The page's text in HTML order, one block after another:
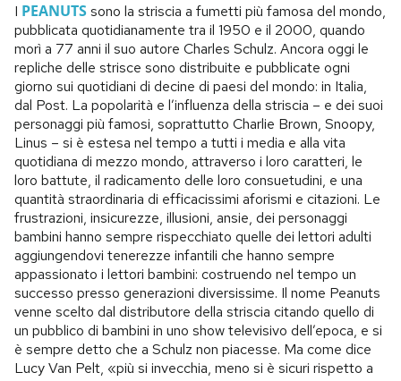
I PEANUTSsono la striscia a fumetti più famosa del mondo,
pubblicata quotidianamente tra il 1950 e il 2000, quando
morì a 77 anni il suo autore Charles Schulz. Ancora oggi le
repliche delle strisce sono distribuite e pubblicate ogni
giorno sui quotidiani di decine di paesi del mondo: in Italia,
dal Post. La popolarità e l’influenza della striscia – e dei suoi
personaggi più famosi, soprattutto Charlie Brown, Snoopy,
Linus – si è estesa nel tempo a tutti i media e alla vita
quotidiana di mezzo mondo, attraverso i loro caratteri, le
loro battute, il radicamento delle loro consuetudini, e una
quantità straordinaria di efficacissimi aforismi e citazioni. Le
frustrazioni, insicurezze, illusioni, ansie, dei personaggi
bambini hanno sempre rispecchiato quelle dei lettori adulti
aggiungendovi tenerezze infantili che hanno sempre
appassionato i lettori bambini: costruendo nel tempo un
successo presso generazioni diversissime. Il nome Peanuts
venne scelto dal distributore della striscia citando quello di
un pubblico di bambini in uno show televisivo dell’epoca, e si
è sempre detto che a Schulz non piacesse. Ma come dice
Lucy Van Pelt, «più si invecchia, meno si è sicuri rispetto a